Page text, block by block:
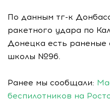
По данным тг-к
ракетного удара по
Донецка есть раненые
школы №96.
Ранее мы сообщали:
беспилотников на